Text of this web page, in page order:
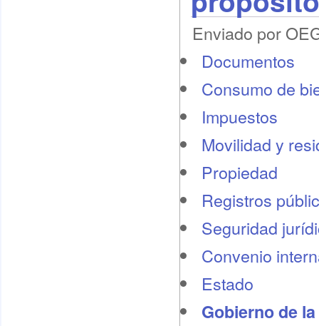
Enviado por
Documentos
Consumo de
Impuestos
Movilidad y
Propiedad
Registros
Seguridad
Convenio
Estado
Gobierno de